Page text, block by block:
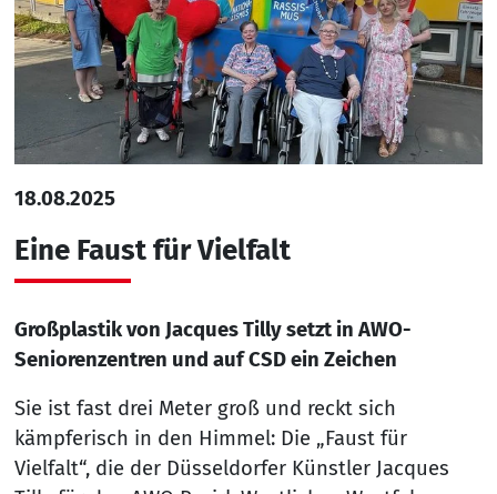
18.08.2025
Eine Faust für Vielfalt
Großplastik von Jacques Tilly setzt in AWO-
Seniorenzentren und auf CSD ein Zeichen
Sie ist fast drei Meter groß und reckt sich
kämpferisch in den Himmel: Die „Faust für
Vielfalt“, die der Düsseldorfer Künstler Jacques